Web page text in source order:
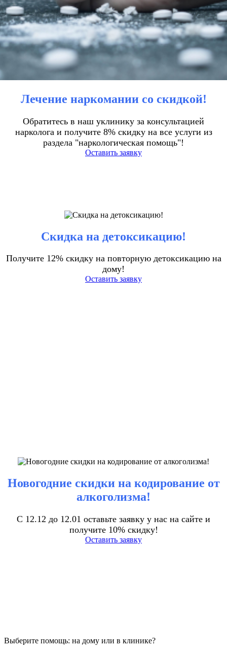
Лечение наркомании со скидкой!
Обратитесь в наш уклинику за консультацией
нарколога и получите 8% скидку на все услуги из
раздела "наркологическая помощь"!
Оставить заявку
Скидка на детоксикацию!
Получите 12% скидку на повторную детоксикацию на
дому!
Оставить заявку
Новогодние скидки на кодирование от
алкоголизма!
С 12.12 до 12.01 оставьте заявку у нас на сайте и
получите 10% скидку!
Оставить заявку
Выберите помощь: на дому или в клинике?